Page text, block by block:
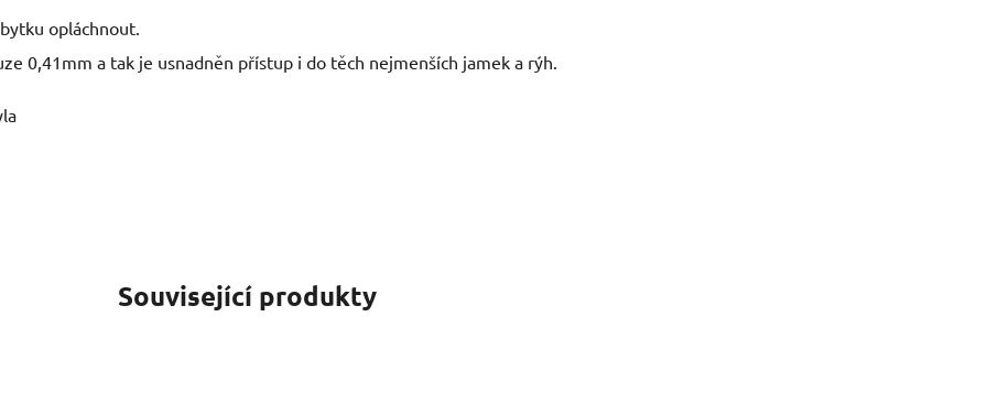
opláchnout.
0,41mm a tak je usnadněn přístup i do těch nejmenších jamek a rýh.
Související produkty